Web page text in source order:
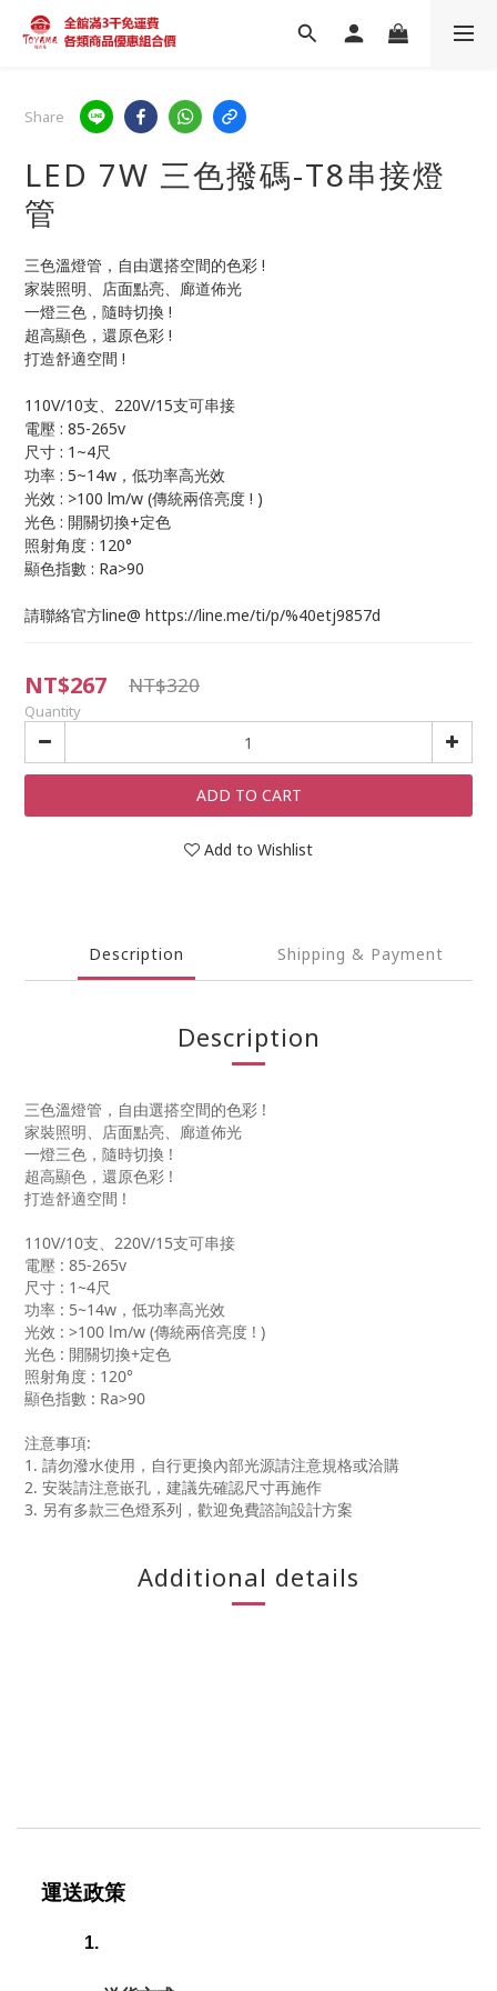
Share
LED 7W 三色撥碼-T8串接燈
管
三色溫燈管，自由選搭空間的色彩 !
家裝照明、店面點亮、廊道佈光
一燈三色，隨時切換 !
超高顯色，還原色彩 !
打造舒適空間 !
110V/10支、220V/15支可串接
電壓 : 85-265v
尺寸 : 1~4尺
功率 : 5~14w，低功率高光效
光效 : >100 lm/w (傳統兩倍亮度 ! )
光色 : 開關切換+定色
照射角度 : 120°
顯色指數 : Ra>90
請聯絡官方line@ https://line.me/ti/p/%40etj9857d
NT$267 NT$320
Quantity
ADD TO CART
Add to Wishlist
Description Shipping & Payment
Description
三色溫燈管，自由選搭空間的色彩 !
家裝照明、店面點亮、廊道佈光
一燈三色，隨時切換 !
超高顯色，還原色彩 !
打造舒適空間 !
110V/10支、220V/15支可串接
電壓 : 85-265v
尺寸 : 1~4尺
功率 : 5~14w，低功率高光效
光效 : >100 lm/w (傳統兩倍亮度 ! )
光色 : 開關切換+定色
照射角度 : 120°
顯色指數 : Ra>90
注意事項:
1. 請勿潑水使用，自行更換內部光源請注意規格或洽購
2. 安裝請注意嵌孔，建議先確認尺寸再施作
3. 另有多款三色燈系列，歡迎免費諮詢設計方案
Additional details
運送政策